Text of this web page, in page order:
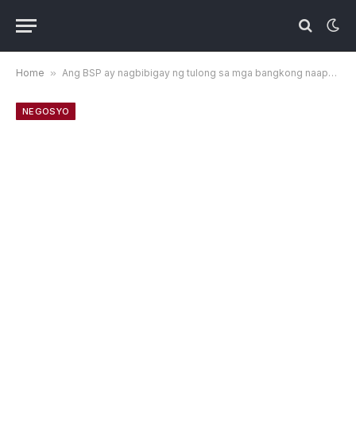
Home » Ang BSP ay nagbibigay ng tulong sa mga bangkong naapektuhan ng krisis
NEGOSYO